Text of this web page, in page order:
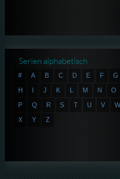
Serien alphabetisch
# A B C D E F
G
H
I J K L M N
O
P
Q R S T U V
W
X
Y Z